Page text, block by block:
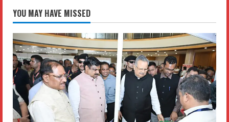
YOU MAY HAVE MISSED